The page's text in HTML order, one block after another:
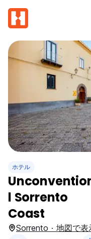
ホテル
l Sorrento
Coast
Sorrento · 地図で表